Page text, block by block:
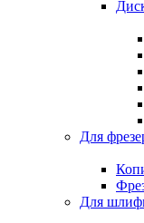
Для
Для